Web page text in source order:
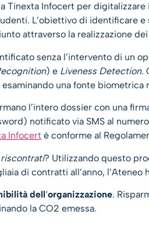
Tinexta Infocert per
L’obiettivo di identificare
attraverso la realizzazione
senza l’intervento di un
) e Liveness Detection.
una fonte biometrica
l’intero dossier con una
notificato via SMS al
Infocert è conforme al
riscontrati? Utilizzando questo
di contratti all’anno, l’Ateneo
dell‘organizzazione.
la CO2 emessa.